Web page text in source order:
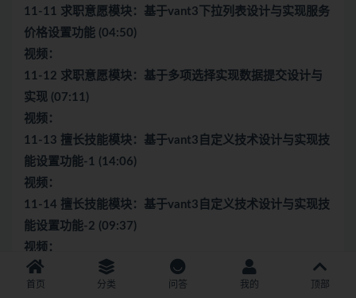
11-11 求职意愿模块：基于vant3下拉列表设计与实现服务
价格设置功能 (04:50)
视频：
11-12 求职意愿模块：基于多项选择实现数据提交设计与
实现 (07:11)
视频：
11-13 擅长技能模块：基于vant3自定义技术设计与实现技
能设置功能-1 (14:06)
视频：
11-14 擅长技能模块：基于vant3自定义技术设计与实现技
能设置功能-2 (09:37)
视频：
11-15 擅长技能模块：基于vant3自定义技术设计与实现技
能设置功能-3 (07:32)
首页 分类 问答 我的 顶部